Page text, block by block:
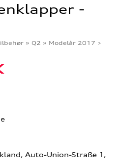
-
» Q2 » Modelår 2017 >
Auto-Union-Straße 1,